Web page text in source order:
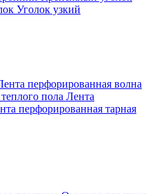
Уголок узкий
перфорированная волна
пола Лента
перфорированная тарная